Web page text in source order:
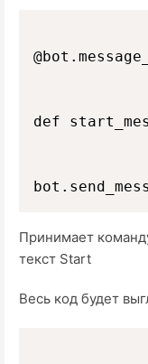
def
Принимает
текст Start
Весь код будет